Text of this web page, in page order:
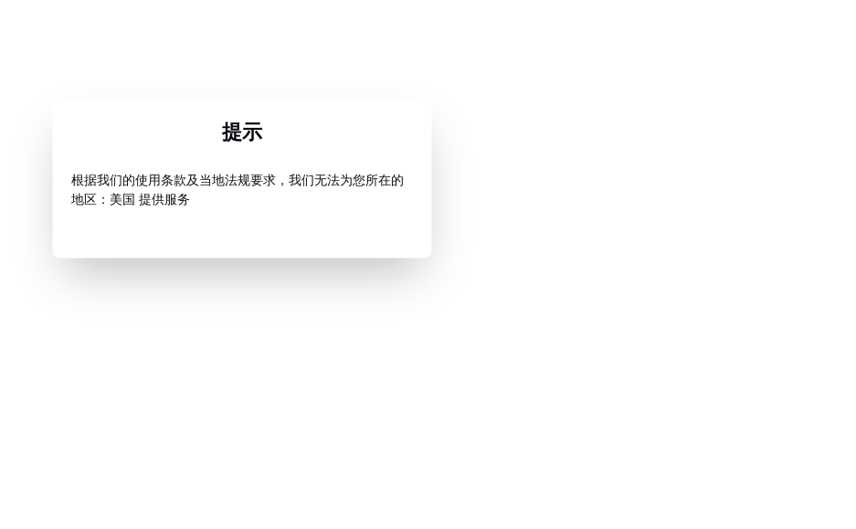
提示
根据我们的使用条款及当地法规要求，我们无法为您所在的
地区：美国 提供服务